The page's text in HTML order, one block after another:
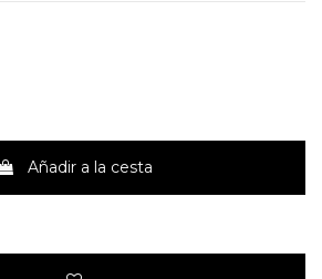
Añadir a la cesta